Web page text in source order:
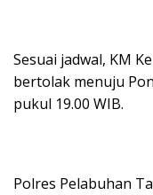
Sesuai jadwal, KM
bertolak menuju
pukul 19.00 WIB.
Polres Pelabuhan